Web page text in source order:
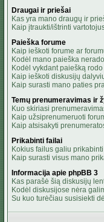
Draugai ir priešai
Kas yra mano draugų ir
Kaip įtraukti/ištrinti
Paieška forume
Kaip ieškoti forume ar
Kodėl mano paieška
Kodėl vykdant paiešką
Kaip ieškoti diskusijų
Kaip surasti mano paties
Temų prenumeravimas ir
Kuo skiriasi
Kaip užsiprenumeruoti
Kaip atsisakyti
Prikabinti failai
Kokius failus galiu
Kaip surasti visus mano
Informacija apie phpBB 3
Kas parašė šią diskusijų
Kodėl diskusijose nėra
Su kuo turėčiau susisiekti